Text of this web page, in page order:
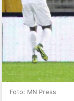
Foto: MN Press